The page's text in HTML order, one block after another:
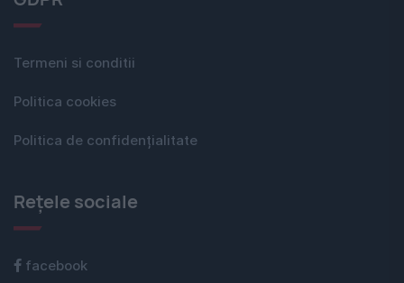
Termeni si conditii
Politica cookies
Politica de confidențialitate
Rețele sociale
facebook